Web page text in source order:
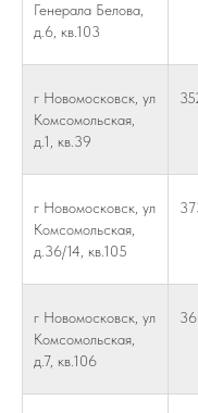
Генерала Белова,
д.6, кв.103
г Новомосковск, ул
Комсомольская,
д.1, кв.39
г Новомосковск, ул
Комсомольская,
д.36/14, кв.105
г Новомосковск, ул
Комсомольская,
д.7, кв.106